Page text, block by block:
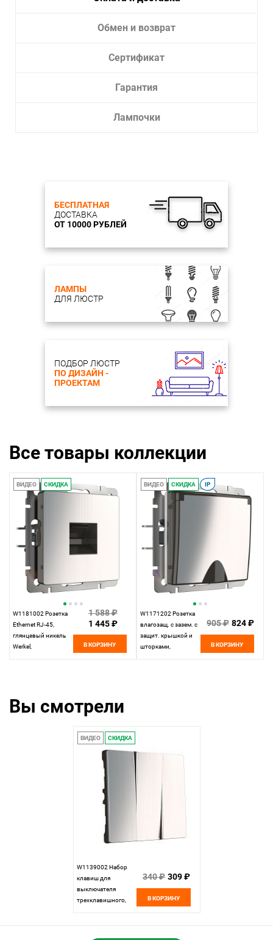
Обмен и возврат
Сертификат
Гарантия
Лампочки
БЕСПЛАТНАЯ
ДОСТАВКА
ОТ 10000 РУБЛЕЙ
ЛАМПЫ
ДЛЯ ЛЮСТР
ПОДБОР ЛЮСТР
ПО ДИЗАЙН -
ПРОЕКТАМ
Все товары коллекции
ВИДЕО СКИДКА
W1181002 Розетка
Ethernet RJ-45,
глянцевый никель
Werkel,
1 588 ₽
1 445 ₽
В КОРЗИНУ
ВИДЕО СКИДКА IP
W1171202 Розетка
влагозащ. с зазем. с
защит. крышкой и
шторками,
905 ₽ 824 ₽
В КОРЗИНУ
Вы смотрели
ВИДЕО СКИДКА
W1139002 Набор
клавиш для
выключателя
трехклавишного,
340 ₽ 309 ₽
В КОРЗИНУ